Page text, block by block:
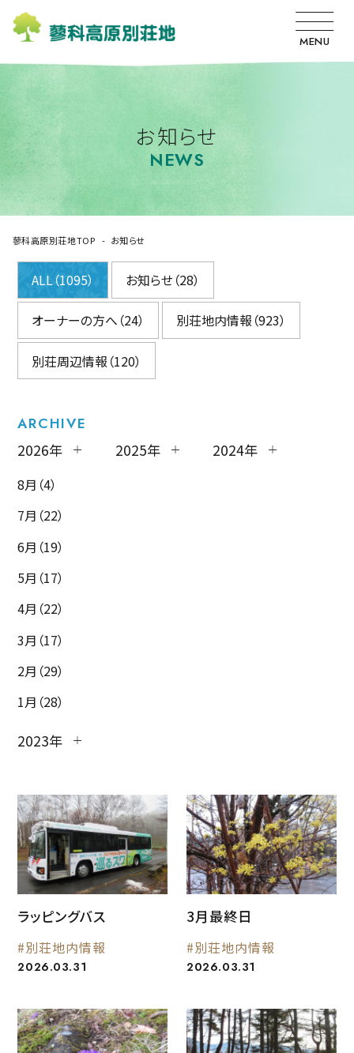
MENU
お知らせ
NEWS
蓼科高原別荘地TOP お知らせ
ALL（1095） お知らせ（28）
オーナーの方へ（24） 別荘地内情報（923）
別荘周辺情報（120）
ARCHIVE
2026年
8月（4）
7月（22）
6月（19）
5月（17）
4月（22）
3月（17）
2月（29）
1月（28）
2025年 2024年
2023年
ラッピングバス
#別荘地内情報
2026.03.31
3月最終日
#別荘地内情報
2026.03.31